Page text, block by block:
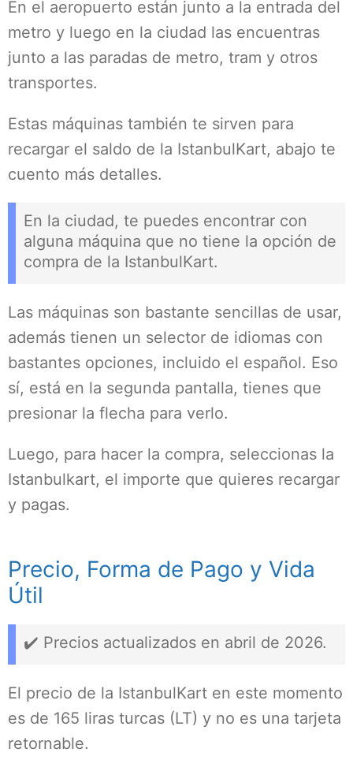
En el aeropuerto están junto a la entrada del
metro y luego en la ciudad las encuentras
junto a las paradas de metro, tram y otros
transportes.
Estas máquinas también te sirven para
recargar el saldo de la IstanbulKart, abajo te
cuento más detalles.
En la ciudad, te puedes encontrar con
alguna máquina que no tiene la opción de
compra de la IstanbulKart.
Las máquinas son bastante sencillas de usar,
además tienen un selector de idiomas con
bastantes opciones, incluido el español. Eso
sí, está en la segunda pantalla, tienes que
presionar la flecha para verlo.
Luego, para hacer la compra, seleccionas la
Istanbulkart, el importe que quieres recargar
y pagas.
Precio, Forma de Pago y Vida
Útil
✔️ Precios actualizados en abril de 2026.
El precio de la IstanbulKart en este momento
es de 165 liras turcas (LT) y no es una tarjeta
retornable.